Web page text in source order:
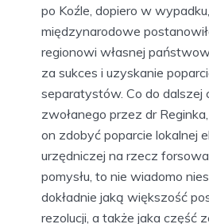
po Koźle, dopiero w
międzynarodowe
regionowi własnej
za sukces i uzyskanie
separatystów. Co do dalszej
zwołanego przez dr
on zdobyć poparcie lokalnej
urzędniczej na rzecz
pomysłu, to nie wiadomo
dokładnie jaką większość
rezolucji, a także jaka część